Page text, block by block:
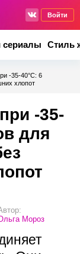
Войти
сериалы Стиль
-35-40°C: 6
хлопот
-35-
для
Мороз